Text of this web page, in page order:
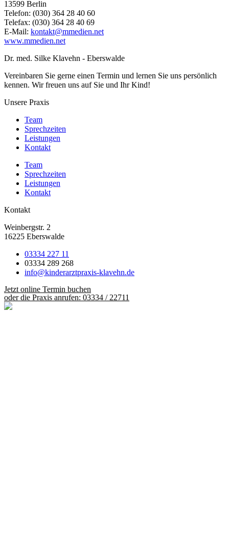
13599 Ber­lin
Tele­fon: (030) 364 28 40 60
Tele­fax: (030) 364 28 40 69
E‑Mail: kontakt@​mmedien.​net
www​.mme​di​en​.net
Dr. med. Silke Klavehn - Eberswalde
Vereinbaren Sie gerne einen Termin und lernen Sie uns persönlich
kennen. Wir freuen uns auf Sie und Ihr Kind!
Unsere Praxis
Team
Sprechzeiten
Leistungen
Kontakt
Team
Sprechzeiten
Leistungen
Kontakt
Kontakt
Weinbergstr. 2
16225 Eberswalde
03334 227 11
03334 289 268
info@kinderarztpraxis-klavehn.de
Jetzt online Termin buchen
oder die Praxis anrufen: 03334 / 22711